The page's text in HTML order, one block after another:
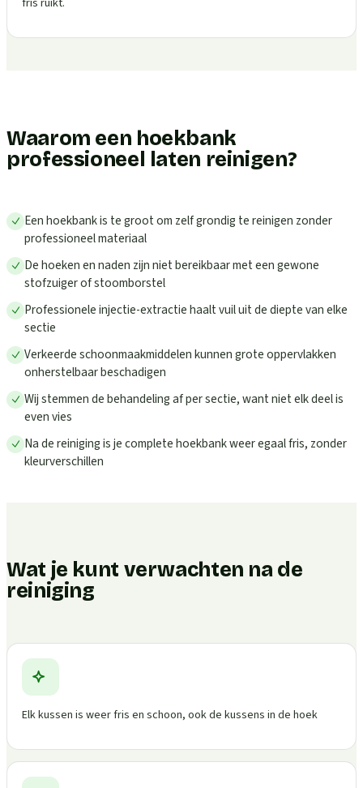
Waarom een hoekbank
professioneel laten reinigen?
Een hoekbank is te groot om zelf grondig te reinigen zonder
professioneel materiaal
De hoeken en naden zijn niet bereikbaar met een gewone
stofzuiger of stoomborstel
Professionele injectie-extractie haalt vuil uit de diepte van elke
sectie
Verkeerde schoonmaakmiddelen kunnen grote oppervlakken
onherstelbaar beschadigen
Wij stemmen de behandeling af per sectie, want niet elk deel is
even vies
Na de reiniging is je complete hoekbank weer egaal fris, zonder
kleurverschillen
Wat je kunt verwachten na de
reiniging
Elk kussen is weer fris en schoon, ook de kussens in de hoek